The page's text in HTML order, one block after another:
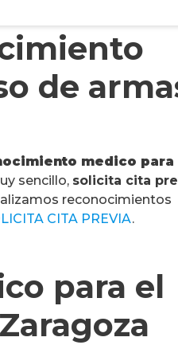
de
medico para
sencillo, solicita cita
reconocimientos
CITA PREVIA.
para el